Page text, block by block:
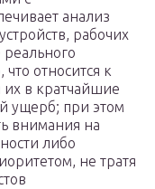
анализ
рабочих
относится к
их в кратчайшие
ущерб; при этом
внимания на
либо
не тратя